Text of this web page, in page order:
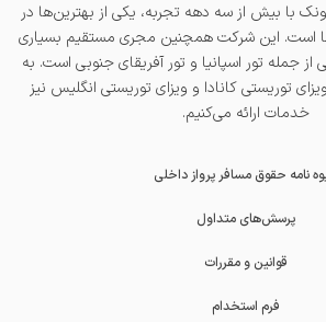
با بیش از سه دهه تجربه، یکی از بهترین‌ها در
است. این شرکت همچنین مجری مستقیم بسیاری
از جمله تور اسپانیا و تور آفریقای جنوبی است. به
ویزای توریستی کانادا و ویزای توریستی انگلیس نیز
خدمات ارائه می‌کنیم.
نامه حقوق مسافر پرواز داخلی
پرسش‌های متداول
قوانین و مقررات
فرم استخدام